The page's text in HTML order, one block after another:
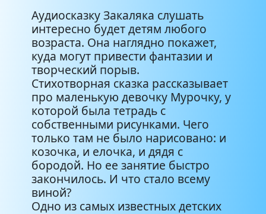
Аудиосказку Закаляка слушать
интересно будет детям любого
возраста. Она наглядно покажет,
куда могут привести фантазии и
творческий порыв.
Стихотворная сказка рассказывает
про маленькую девочку Мурочку, у
которой была тетрадь с
собственными рисунками. Чего
только там не было нарисовано: и
козочка, и елочка, и дядя с
бородой. Но ее занятие быстро
закончилось. И что стало всему
виной?
Одно из самых известных детских